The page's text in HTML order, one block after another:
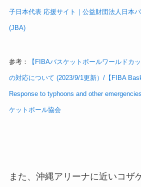
子日本代表 応援サイト｜公益財団法人日本
(JBA)
参考： 【FIBAバスケットボールワールドカ
の対応について (2023/9/1更新）/【FIBA
Response to typhoons and other
ケットボール協会
また、沖縄アリーナに近いコザ